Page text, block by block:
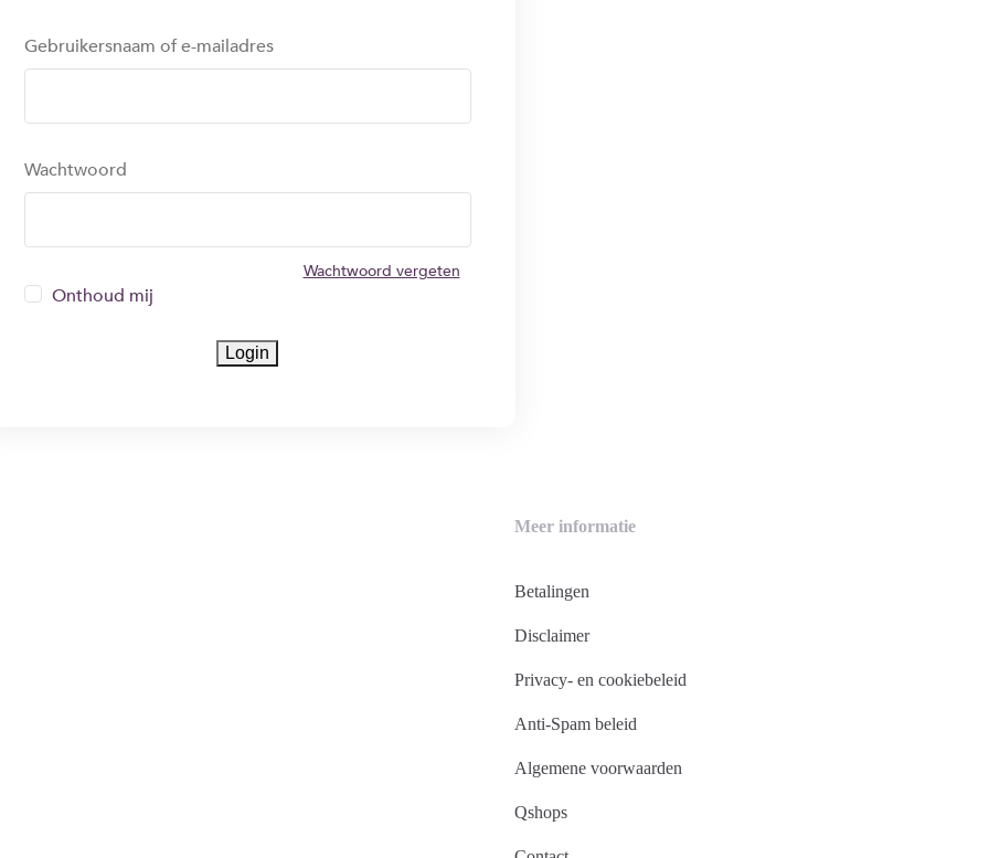
Gebruikersnaam of e-mailadres
Wachtwoord
Onthoud mij
Login
Wachtwoord vergeten
Meer informatie
Betalingen
Disclaimer
Privacy- en cookiebeleid
Anti-Spam beleid
Algemene voorwaarden
Qshops